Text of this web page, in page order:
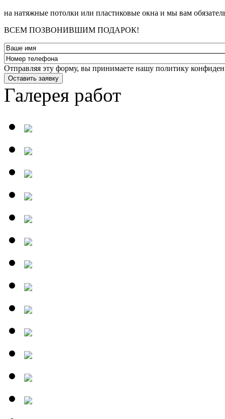
на натяжные потолки или пластиковые окна и мы вам
ВСЕМ ПОЗВОНИВШИМ ПОДАРОК!
Отправляя эту форму, вы принимаете нашу политику
Оставить заявку
Галерея работ